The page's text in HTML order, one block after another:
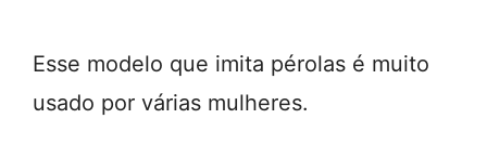
Esse modelo que imita pérolas é muito
usado por várias mulheres.